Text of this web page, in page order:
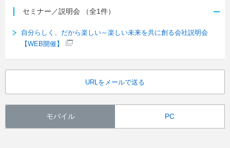
セミナー／説明会 （全1件）
自分らしく、だから楽しい～楽しい未来を共に創る会社説明会
【WEB開催】
URLをメールで送る
モバイル PC